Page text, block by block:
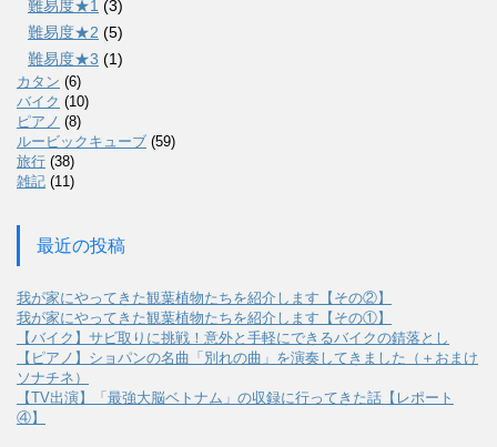
難易度★1 (3)
難易度★2 (5)
難易度★3 (1)
カタン (6)
バイク (10)
ピアノ (8)
ルービックキューブ (59)
旅行 (38)
雑記 (11)
最近の投稿
我が家にやってきた観葉植物たちを紹介します【その②】
我が家にやってきた観葉植物たちを紹介します【その①】
【バイク】サビ取りに挑戦！意外と手軽にできるバイクの錆落とし
【ピアノ】ショパンの名曲「別れの曲」を演奏してきました（＋おまけ
ソナチネ）
【TV出演】「最強大脳ベトナム」の収録に行ってきた話【レポート
④】